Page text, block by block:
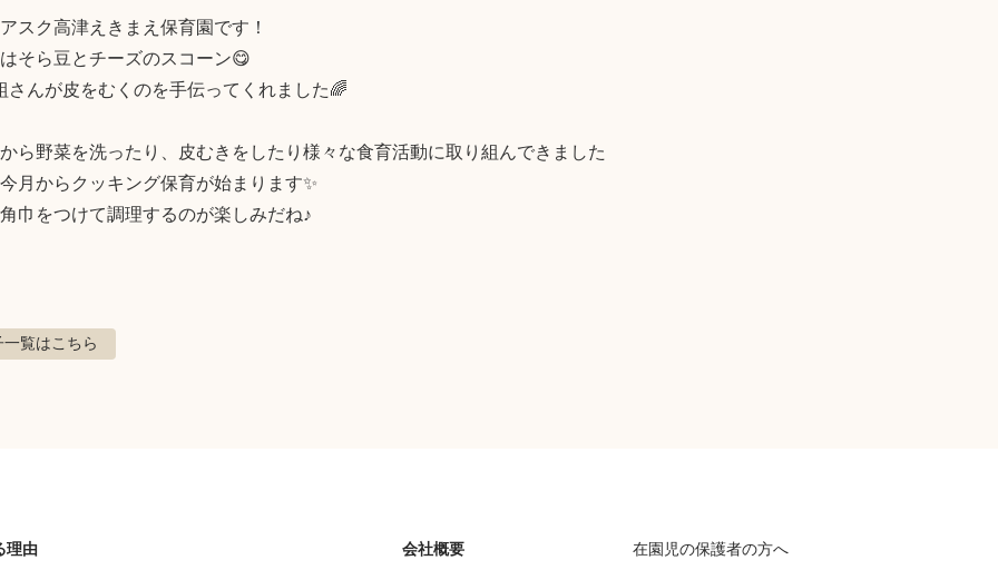
スク高津えきまえ保育園です！
そら豆とチーズのスコーン😋
さんが皮をむくのを手伝ってくれました🌈
ら野菜を洗ったり、皮むきをしたり様々な食育活動に取り組んできました
月からクッキング保育が始まります✨
巾をつけて調理するのが楽しみだね♪
一覧はこちら
理由
会社概要
在園児の保護者の方へ